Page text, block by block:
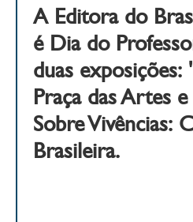
A Editora do
é Dia do
duas
Praça das Artes
Sobre Vivências:
Brasileira.